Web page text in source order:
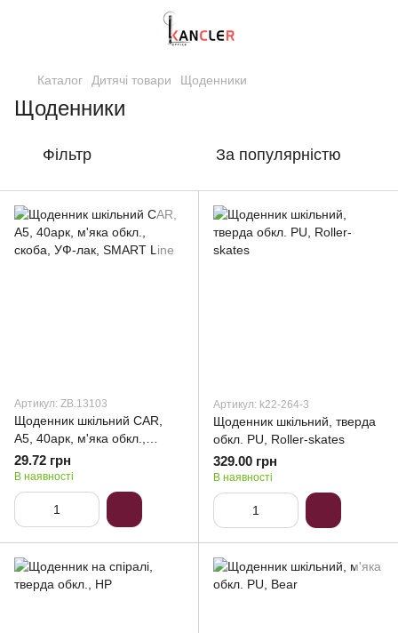
Каталог Дитячі товари Щоденники
Щоденники
Фільтр За популярністю
Артикул: ZB.13103
Щоденник шкільний CAR,
А5, 40арк, м'яка обкл.,
скоба, УФ-лак, SMART Line
29.72 грн
В наявності
Артикул: k22-264-3
Щоденник шкільний, тверда
обкл. PU, Roller-skates
329.00 грн
В наявності